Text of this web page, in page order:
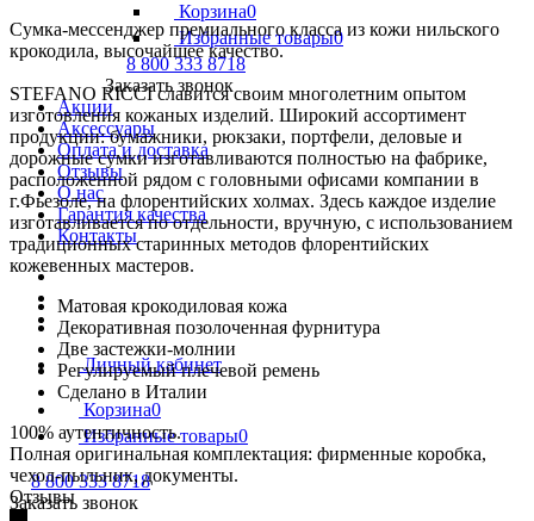
Корзина0
Избранные товары0
8 800 333 8718
Заказать звонок
Акции
Аксессуары
Оплата и доставка
Отзывы
О нас
Гарантия качества
Контакты
Личный кабинет
Корзина0
Избранные товары0
8 800 333 8718
Заказать звонок
Сумка-мессенджер премиального класса из кожи нильского
крокодила, высочайшее качество.
STEFANO RICCI славится своим многолетним опытом
изготовления кожаных изделий. Широкий ассортимент
продукции: бумажники, рюкзаки, портфели, деловые и
дорожные сумки изготавливаются полностью на фабрике,
расположенной рядом с головными офисами компании в
г.Фьезоле, на флорентийских холмах. Здесь каждое изделие
изготавливается по отдельности, вручную, с использованием
традиционных старинных методов флорентийских
кожевенных мастеров.
Матовая крокодиловая кожа
Декоративная позолоченная фурнитура
Две застежки-молнии
Регулируемый плечевой ремень
Сделано в Италии
100% аутентичность.
Полная оригинальная комплектация: фирменные коробка,
чехол-пыльник, документы.
Отзывы